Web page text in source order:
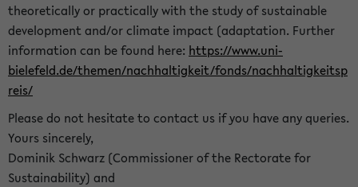
theoretically or practically with the study of sustainable
development and/or climate impact (adaptation. Further
information can be found here: https://www.uni-
bielefeld.de/themen/nachhaltigkeit/fonds/nachhaltigkeitsp
reis/
Please do not hesitate to contact us if you have any queries.
Yours sincerely,
Dominik Schwarz (Commissioner of the Rectorate for
Sustainability) and